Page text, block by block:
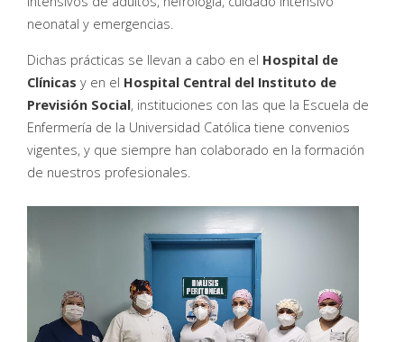
neonatal y emergencias.
Dichas prácticas se llevan a cabo en el Hospital de
Clínicas y en el Hospital Central del Instituto de
Previsión Social, instituciones con las que la Escuela de
Enfermería de la Universidad Católica tiene convenios
vigentes, y que siempre han colaborado en la formación
de nuestros profesionales.